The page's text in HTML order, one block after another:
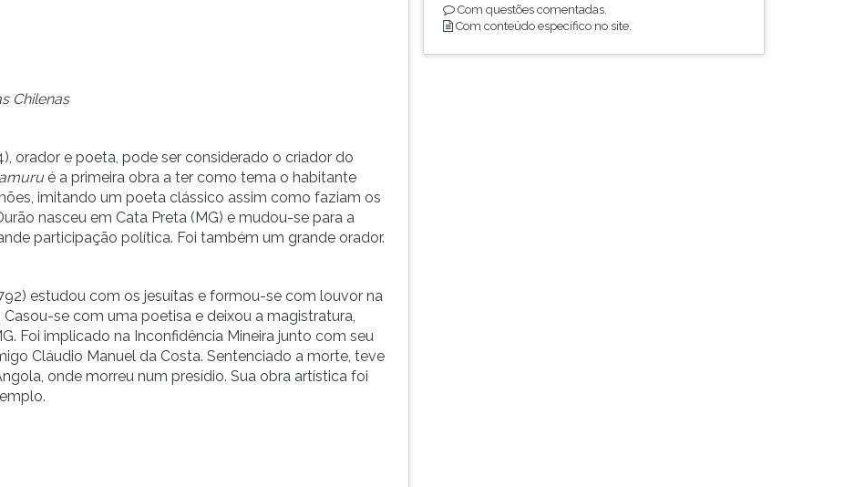
Chilenas
orador e poeta, pode ser considerado o criador do
é a primeira obra a ter como tema o habitante
imitando um poeta clássico assim como faziam os
nasceu em Cata Preta (MG) e mudou-se para a
participação política. Foi também um grande orador.
estudou com os jesuítas e formou-se com louvor na
se com uma poetisa e deixou a magistratura,
Foi implicado na Inconfidência Mineira junto com seu
Cláudio Manuel da Costa. Sentenciado a morte, teve
onde morreu num presídio. Sua obra artística foi
Com questões comentadas.
Com conteúdo específico no site.